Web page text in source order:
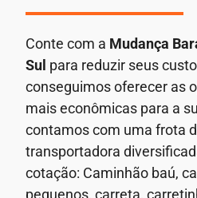
Conte com a Mudança
Sul para reduzir seus
conseguimos oferecer as
mais econômicas para a
contamos com uma frota
transportadora
cotação: Caminhão baú,
pequenos, carreta,